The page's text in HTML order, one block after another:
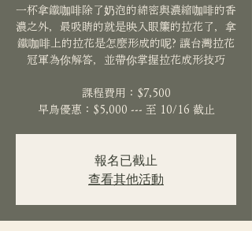
一杯拿鐵咖啡除了奶泡的綿密與濃縮咖啡的香
濃之外，最吸睛的就是映入眼簾的拉花了，拿
鐵咖啡上的拉花是怎麼形成的呢? 讓台灣拉花
冠軍為你解答，並帶你掌握拉花成形技巧
課程費用：$7,500
早鳥優惠：$5,000 --- 至 10/16 截止
報名已截止
查看其他活動